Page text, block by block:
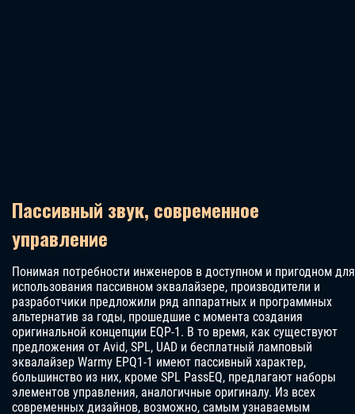
Пассивный звук, современное
управление
Понимая потребности инженеров в доступном и пригодном для
использования пассивном эквалайзере, производители и
разработчики предложили ряд аппаратных и программных
альтернатив за годы, прошедшие с момента создания
оригинальной концепции EQP-1. В то время, как существуют
предложения от Avid, SPL, UAD и бесплатный ламповый
эквалайзер Warmy EPQ1-1 имеют пассивный характер,
большинство из них, кроме SPL PassEQ, предлагают наборы
элементов управления, аналогичные оригиналу. Из всех
современных дизайнов, возможно, самым узнаваемым